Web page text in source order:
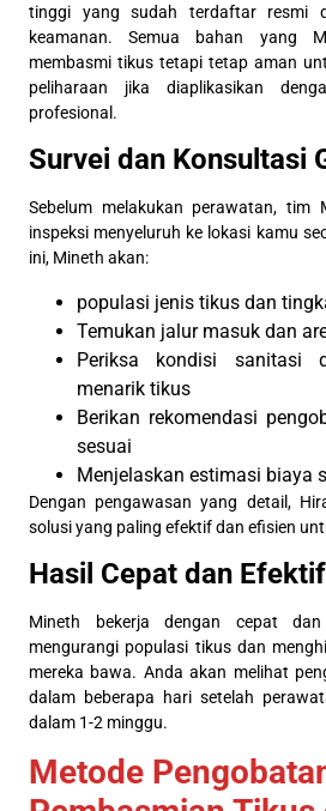
tinggi yang sudah terdaftar resmi
keamanan. Semua bahan yang
membasmi tikus tetapi tetap aman
peliharaan jika diaplikasikan
profesional.
Survei dan Konsultasi
Sebelum melakukan perawatan, tim
inspeksi menyeluruh ke lokasi kamu
ini, Mineth akan:
populasi jenis tikus dan
Temukan jalur masuk dan
Periksa kondisi sanitasi
menarik tikus
Berikan rekomendasi
sesuai
Menjelaskan estimasi biaya
Dengan pengawasan yang detail,
solusi yang paling efektif dan efisien
Hasil Cepat dan Efektif
Mineth bekerja dengan cepat
mengurangi populasi tikus dan
mereka bawa. Anda akan melihat
dalam beberapa hari setelah
dalam 1-2 minggu.
Metode